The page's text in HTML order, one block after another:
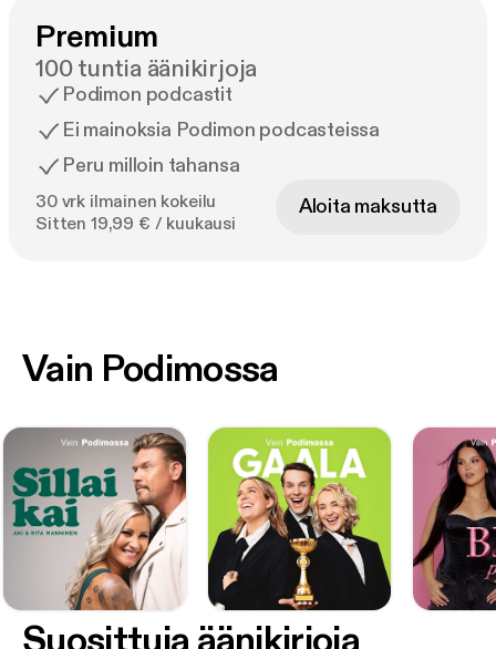
Premium
100 tuntia äänikirjoja
Podimon podcastit
Ei mainoksia Podimon podcasteissa
Peru milloin tahansa
30 vrk ilmainen kokeilu
Sitten 19,99 € / kuukausi
Aloita maksutta
Vain Podimossa